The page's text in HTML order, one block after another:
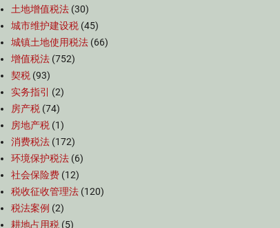
土地增值税法 (30)
城市维护建设税 (45)
城镇土地使用税法 (66)
增值税法 (752)
契税 (93)
实务指引
(2)
房产税 (74)
房地产税 (1)
消费税法 (172)
环境保护税法 (6)
社会保险费 (12)
税收征收管理法 (120)
税法案例 (2)
耕地占用税 (5)